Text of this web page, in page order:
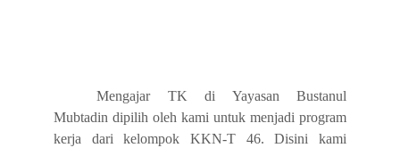
Mengajar TK di Yayasan Bustanul
Mubtadin dipilih oleh kami untuk menjadi program
kerja dari kelompok KKN-T 46. Disini kami